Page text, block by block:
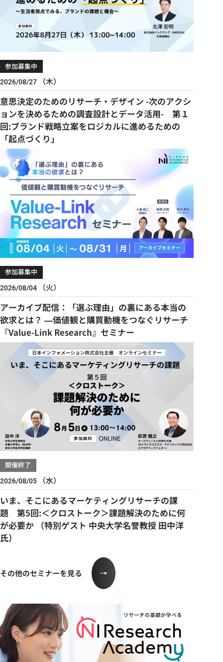
参加募集中
2026/08/27 （木）
意思決定のためのリサーチ・デザイン -次のアクシ
ョンを決めるための調査設計とデータ活用- 第１
回:ブランド戦略立案をロジカルに進めるための
「起点づくり」
参加募集中
2026/08/04 （火）
アーカイブ配信：「選ぶ理由」の裏にある本当の
欲求とは？ ―価値観と購買動機をつなぐリサーチ
『Value-Link Research』セミナー
開催終了
2026/08/05 （水）
いま、そこにあるマーケティングリサーチの課
題 第5回:＜クロストーク＞課題解決のために何
が必要か （特別ゲスト 中央大学名誉教授 田中洋
氏）
その他のセミナーを見る